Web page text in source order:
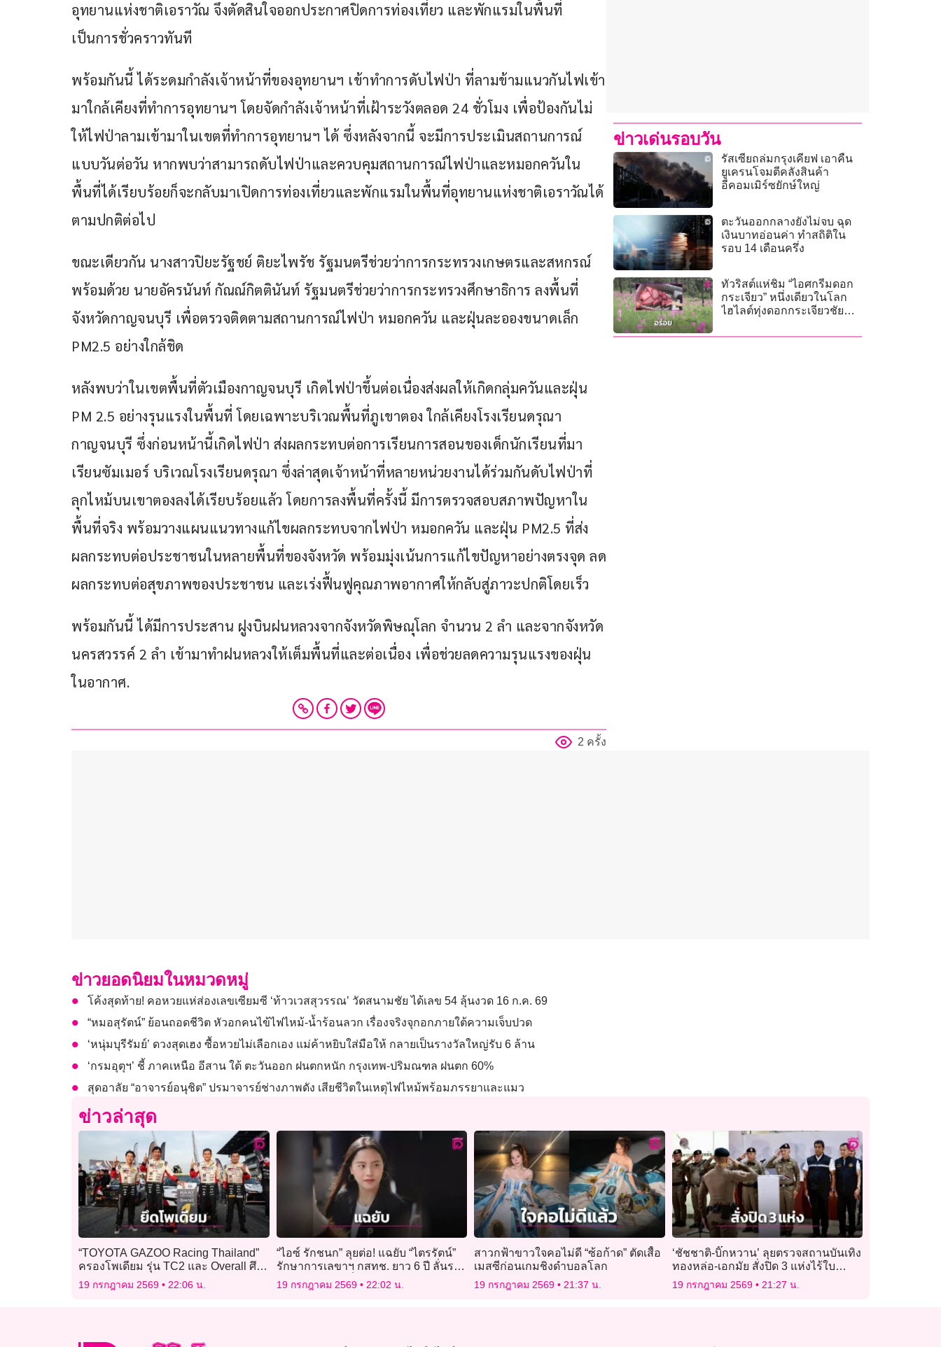
อุทยานแห่งชาติเอราวัณ จึงตัดสินใจออกประกาศปิดการท่องเที่ยว และพักแรมในพื้นที่
เป็นการชั่วคราวทันที
พร้อมกันนี้ ได้ระดมกำลังเจ้าหน้าที่ของอุทยานฯ เข้าทำการดับไฟป่า ที่ลามข้ามแนวกันไฟเข้า
มาใกล้เคียงที่ทำการอุทยานฯ โดยจัดกำลังเจ้าหน้าที่เฝ้าระวังตลอด 24 ชั่วโมง เพื่อป้องกันไม่
ให้ไฟป่าลามเข้ามาในเขตที่ทำการอุทยานฯ ได้ ซึ่งหลังจากนี้ จะมีการประเมินสถานการณ์
แบบวันต่อวัน หากพบว่าสามารถดับไฟป่าและควบคุมสถานการณ์ไฟป่าและหมอกควันใน
พื้นที่ได้เรียบร้อยก็จะกลับมาเปิดการท่องเที่ยวและพักแรมในพื้นที่อุทยานแห่งชาติเอราวัณได้
ตามปกติต่อไป
ขณะเดียวกัน นางสาวปิยะรัฐชย์ ติยะไพรัช รัฐมนตรีช่วยว่าการกระทรวงเกษตรและสหกรณ์
พร้อมด้วย นายอัครนันท์ กัณณ์กิตตินันท์ รัฐมนตรีช่วยว่าการกระทรวงศึกษาธิการ ลงพื้นที่
จังหวัดกาญจนบุรี เพื่อตรวจติดตามสถานการณ์ไฟป่า หมอกควัน และฝุ่นละอองขนาดเล็ก
PM2.5 อย่างใกล้ชิด
หลังพบว่าในเขตพื้นที่ตัวเมืองกาญจนบุรี เกิดไฟป่าขึ้นต่อเนื่องส่งผลให้เกิดกลุ่มควันและฝุ่น
PM 2.5 อย่างรุนแรงในพื้นที่ โดยเฉพาะบริเวณพื้นที่ภูเขาตอง ใกล้เคียงโรงเรียนดรุณา
กาญจนบุรี ซึ่งก่อนหน้านี้เกิดไฟป่า ส่งผลกระทบต่อการเรียนการสอนของเด็กนักเรียนที่มา
เรียนซัมเมอร์ บริเวณโรงเรียนดรุณา ซึ่งล่าสุดเจ้าหน้าที่หลายหน่วยงานได้ร่วมกันดับไฟป่าที่
ลุกไหม้บนเขาตองลงได้เรียบร้อยแล้ว โดยการลงพื้นที่ครั้งนี้ มีการตรวจสอบสภาพปัญหาใน
พื้นที่จริง พร้อมวางแผนแนวทางแก้ไขผลกระทบจากไฟป่า หมอกควัน และฝุ่น PM2.5 ที่ส่ง
ผลกระทบต่อประชาชนในหลายพื้นที่ของจังหวัด พร้อมมุ่งเน้นการแก้ไขปัญหาอย่างตรงจุด ลด
ผลกระทบต่อสุขภาพของประชาชน และเร่งฟื้นฟูคุณภาพอากาศให้กลับสู่ภาวะปกติโดยเร็ว
พร้อมกันนี้ ได้มีการประสาน ฝูงบินฝนหลวงจากจังหวัดพิษณุโลก จำนวน 2 ลำ และจากจังหวัด
นครสวรรค์ 2 ลำ เข้ามาทำฝนหลวงให้เต็มพื้นที่และต่อเนื่อง เพื่อช่วยลดความรุนแรงของฝุ่น
ในอากาศ.
2 ครั้ง
ข่าวเด่นรอบวัน
รัสเซียถล่มกรุงเคียฟ เอาคืน
ยูเครนโจมตีคลังสินค้า
อีคอมเมิร์ซยักษ์ใหญ่
ตะวันออกกลางยังไม่จบ ฉุด
เงินบาทอ่อนค่า ทำสถิติใน
รอบ 14 เดือนครึ่ง
ทัวริสต์แห่ชิม “ไอศกรีมดอก
กระเจียว” หนึ่งเดียวในโลก
ไฮไลต์ทุ่งดอกกระเจียวชัยภูมิ
ข่าวยอดนิยมในหมวดหมู่
โค้งสุดท้าย! คอหวยแห่ส่องเลขเซียมซี ‘ท้าวเวสสุวรรณ’ วัดสนามชัย ได้เลข 54 ลุ้นงวด 16 ก.ค. 69
“หมอสุรัตน์” ย้อนถอดชีวิต หัวอกคนไข้ไฟไหม้-น้ำร้อนลวก เรื่องจริงจุกอกภายใต้ความเจ็บปวด
‘หนุ่มบุรีรัมย์’ ดวงสุดเฮง ซื้อหวยไม่เลือกเอง แม่ค้าหยิบใส่มือให้ กลายเป็นรางวัลใหญ่รับ 6 ล้าน
‘กรมอุตุฯ’ ชี้ ภาคเหนือ อีสาน ใต้ ตะวันออก ฝนตกหนัก กรุงเทพ-ปริมณฑล ฝนตก 60%
สุดอาลัย “อาจารย์อนุชิต” ปรมาจารย์ช่างภาพดัง เสียชีวิตในเหตุไฟไหม้พร้อมภรรยาและแมว
ข่าวล่าสุด
“TOYOTA GAZOO Racing Thailand”
ครองโพเดียม รุ่น TC2 และ Overall ศึก
“RAAT Thailand Endurance 2026”
19 กรกฎาคม 2569 22:06 น.
“ไอซ์ รักชนก” ลุยต่อ! แฉยับ “ไตรรัตน์”
รักษาการเลขาฯ กสทช. ยาว 6 ปี ลั่นราย
ต่อไปต้องโดนเช็กบิล
19 กรกฎาคม 2569 22:02 น.
สาวกฟ้าขาวใจคอไม่ดี “ซ้อก้าด” ตัดเสื้อ
เมสซีก่อนเกมชิงดำบอลโลก
19 กรกฎาคม 2569 21:37 น.
‘ชัชชาติ-บิ๊กหวาน’ ลุยตรวจสถานบันเทิง
ทองหล่อ-เอกมัย สั่งปิด 3 แห่งไร้ใบ
อนุญาต
19 กรกฎาคม 2569 21:27 น.